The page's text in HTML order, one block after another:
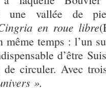
une vallée de
en roue libre
même temps : l’un
d’être
de circuler. Avec
».